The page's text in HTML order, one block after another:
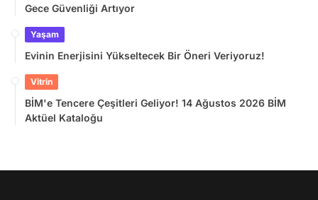
Gece Güvenliği Artıyor
Yaşam
Evinin Enerjisini Yükseltecek Bir Öneri Veriyoruz!
Vitrin
BİM'e Tencere Çeşitleri Geliyor! 14 Ağustos 2026 BİM
Aktüel Kataloğu